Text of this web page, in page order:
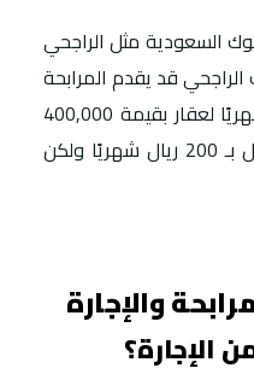
السعودية مثل الراجحي
الراجحي قد يقدم المرابحة
بأقساط تبدأ من 2,500 ريال شهريًا لعقار بقيمة 400,000
ريال، بينما الإجارة قد تكون أقل بـ 200 ريال شهريًا ولكن
والإجارة
الإجارة؟